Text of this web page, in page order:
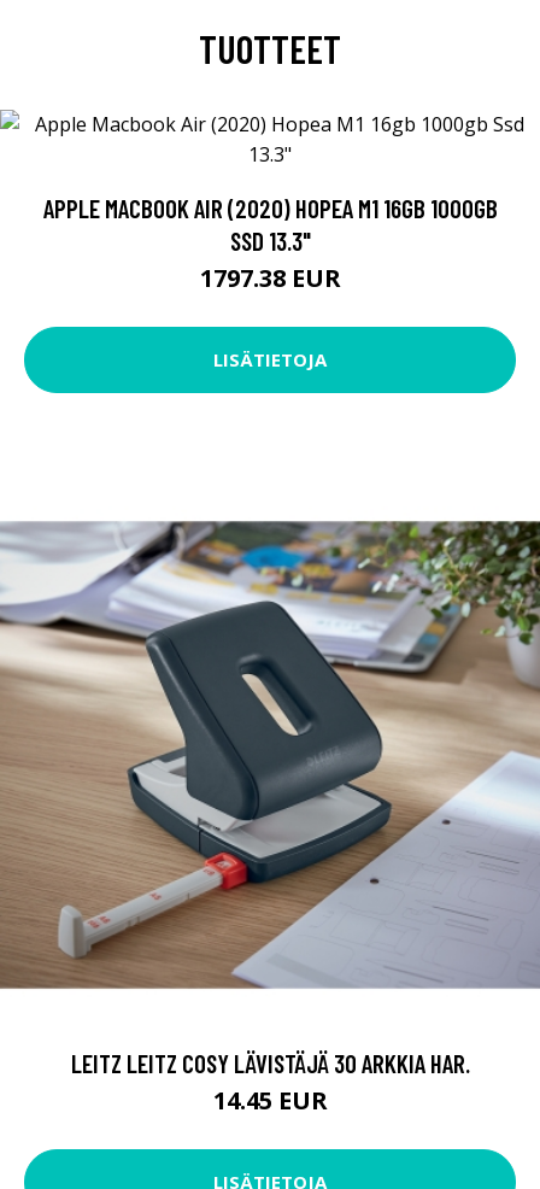
TUOTTEET
APPLE MACBOOK AIR (2020) HOPEA M1 16GB 1000GB
SSD 13.3"
1797.38 EUR
LISÄTIETOJA
LEITZ LEITZ COSY LÄVISTÄJÄ 30 ARKKIA HAR.
14.45 EUR
LISÄTIETOJA